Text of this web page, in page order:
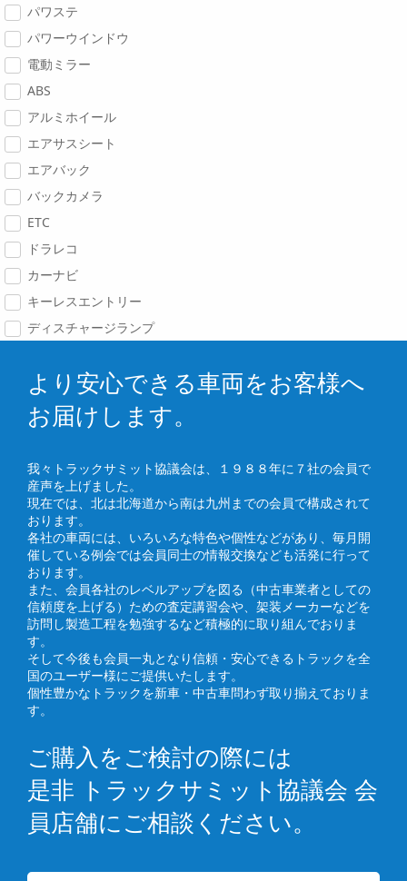
パワステ
パワーウインドウ
電動ミラー
ABS
アルミホイール
エアサスシート
エアバック
バックカメラ
ETC
ドラレコ
カーナビ
キーレスエントリー
ディスチャージランプ
より安心できる車両をお客様へ
お届けします。
我々トラックサミット協議会は、１９８８年に７社の会員で
産声を上げました。
現在では、北は北海道から南は九州までの会員で構成されて
おります。
各社の車両には、いろいろな特色や個性などがあり、毎月開
催している例会では会員同士の情報交換なども活発に行って
おります。
また、会員各社のレベルアップを図る（中古車業者としての
信頼度を上げる）ための査定講習会や、架装メーカーなどを
訪問し製造工程を勉強するなど積極的に取り組んでおりま
す。
そして今後も会員一丸となり信頼・安心できるトラックを全
国のユーザー様にご提供いたします。
個性豊かなトラックを新車・中古車問わず取り揃えておりま
す。
ご購入をご検討の際には
是非 トラックサミット協議会 会
員店舗にご相談ください。